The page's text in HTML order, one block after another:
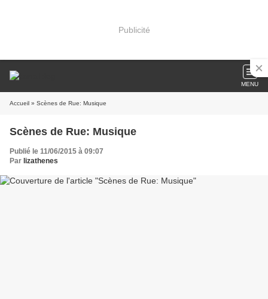
Publicité
MENU
Accueil » Scènes de Rue: Musique
Scènes de Rue: Musique
Publié le 11/06/2015 à 09:07
Par lizathenes